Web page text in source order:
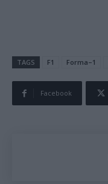
TAGS F1 Forma–1
Facebook